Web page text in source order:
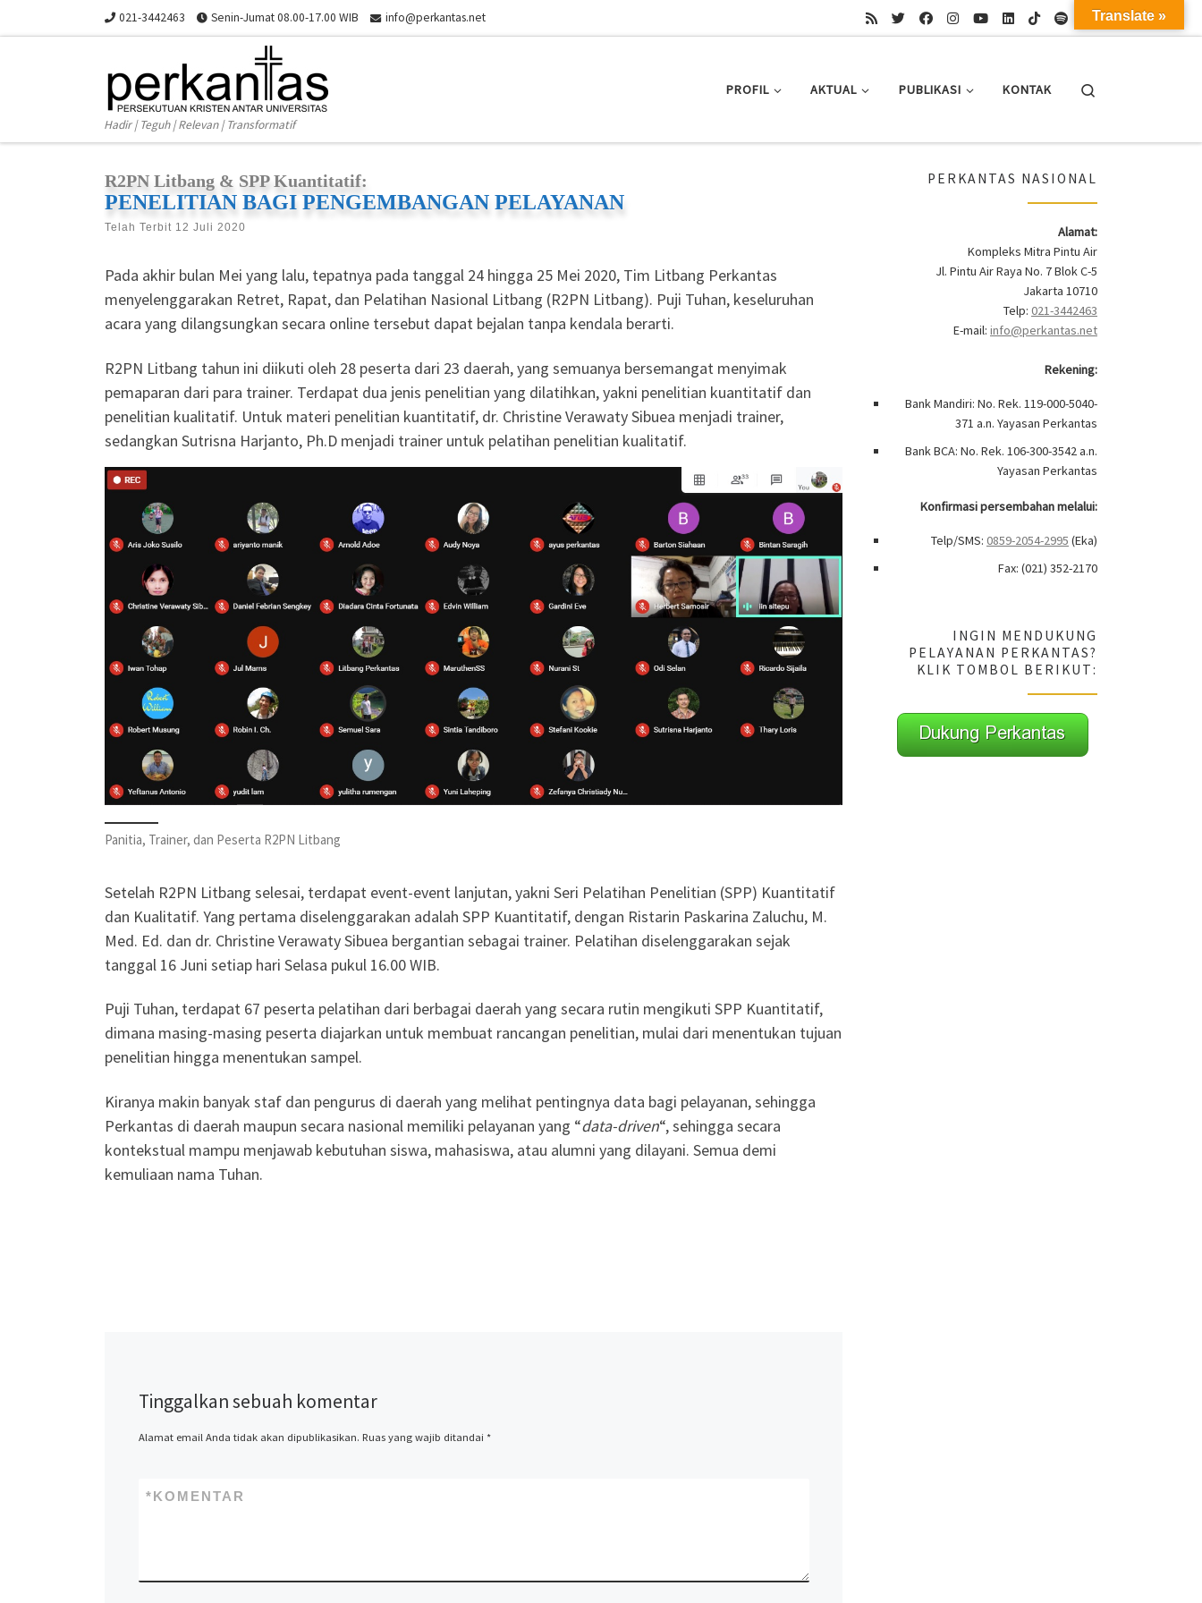
Skip to content 021-3442463 Senin-Jumat 08.00-17.00 WIB info@perkantas.net
Hadir | Teguh | Relevan | Transformatif
PROFIL AKTUAL PUBLIKASI KONTAK
R2PN Litbang & SPP Kuantitatif:
PENELITIAN BAGI PENGEMBANGAN PELAYANAN
Telah Terbit 12 Juli 2020
Pada akhir bulan Mei yang lalu, tepatnya pada tanggal 24 hingga 25 Mei 2020, Tim Litbang Perkantas
menyelenggarakan Retret, Rapat, dan Pelatihan Nasional Litbang (R2PN Litbang). Puji Tuhan, keseluruhan
acara yang dilangsungkan secara online tersebut dapat bejalan tanpa kendala berarti.
R2PN Litbang tahun ini diikuti oleh 28 peserta dari 23 daerah, yang semuanya bersemangat menyimak
pemaparan dari para trainer. Terdapat dua jenis penelitian yang dilatihkan, yakni penelitian kuantitatif dan
penelitian kualitatif. Untuk materi penelitian kuantitatif, dr. Christine Verawaty Sibuea menjadi trainer,
sedangkan Sutrisna Harjanto, Ph.D menjadi trainer untuk pelatihan penelitian kualitatif.
Panitia, Trainer, dan Peserta R2PN Litbang
Setelah R2PN Litbang selesai, terdapat event-event lanjutan, yakni Seri Pelatihan Penelitian (SPP) Kuantitatif
dan Kualitatif. Yang pertama diselenggarakan adalah SPP Kuantitatif, dengan Ristarin Paskarina Zaluchu, M.
Med. Ed. dan dr. Christine Verawaty Sibuea bergantian sebagai trainer. Pelatihan diselenggarakan sejak
tanggal 16 Juni setiap hari Selasa pukul 16.00 WIB.
Puji Tuhan, terdapat 67 peserta pelatihan dari berbagai daerah yang secara rutin mengikuti SPP Kuantitatif,
dimana masing-masing peserta diajarkan untuk membuat rancangan penelitian, mulai dari menentukan tujuan
penelitian hingga menentukan sampel.
Kiranya makin banyak staf dan pengurus di daerah yang melihat pentingnya data bagi pelayanan, sehingga
Perkantas di daerah maupun secara nasional memiliki pelayanan yang “data-driven“, sehingga secara
kontekstual mampu menjawab kebutuhan siswa, mahasiswa, atau alumni yang dilayani. Semua demi
kemuliaan nama Tuhan.
Tinggalkan sebuah komentar
Alamat email Anda tidak akan dipublikasikan. Ruas yang wajib ditandai *
KOMENTAR
*
PERKANTAS NASIONAL
Alamat:
Kompleks Mitra Pintu Air
Jl. Pintu Air Raya No. 7 Blok C-5
Jakarta 10710
Telp: 021-3442463
E-mail: info@perkantas.net
Rekening:
Bank Mandiri: No. Rek. 119-000-5040-
371 a.n. Yayasan Perkantas
Bank BCA: No. Rek. 106-300-3542 a.n.
Yayasan Perkantas
Konfirmasi persembahan melalui:
Telp/SMS: 0859-2054-2995 (Eka)
Fax: (021) 352-2170
INGIN MENDUKUNG
PELAYANAN PERKANTAS?
KLIK TOMBOL BERIKUT:
Translate »